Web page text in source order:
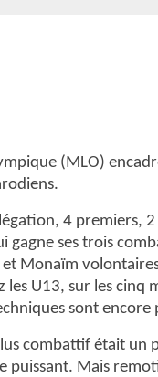
(MLO)
4 premiers,
ses trois
et Monaïm
les U13, sur les
sont
combattif était un
Mais